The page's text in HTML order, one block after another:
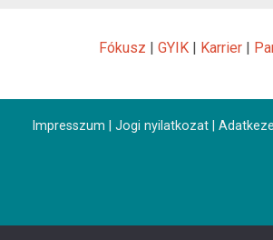
Fókusz | GYIK| Karrier|
Impresszum Jogi nyilatkozat|